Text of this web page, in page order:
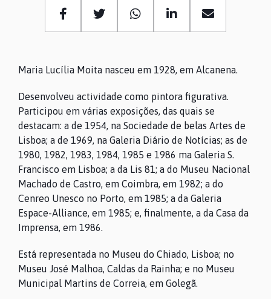
Maria Lucília Moita nasceu em 1928, em Alcanena.
Desenvolveu actividade como pintora figurativa.
Participou em várias exposições, das quais se
destacam: a de 1954, na Sociedade de belas Artes de
Lisboa; a de 1969, na Galeria Diário de Notícias; as de
1980, 1982, 1983, 1984, 1985 e 1986 ma Galeria S.
Francisco em Lisboa; a da Lis 81; a do Museu Nacional
Machado de Castro, em Coimbra, em 1982; a do
Cenreo Unesco no Porto, em 1985; a da Galeria
Espace-Alliance, em 1985; e, finalmente, a da Casa da
Imprensa, em 1986.
Está representada no Museu do Chiado, Lisboa; no
Museu José Malhoa, Caldas da Rainha; e no Museu
Municipal Martins de Correia, em Golegã.